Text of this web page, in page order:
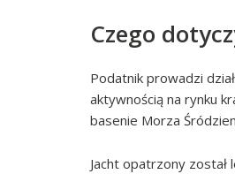
Czego
Podatnik prowadzi
aktywnością na rynku
basenie Morza
Jacht opatrzony został